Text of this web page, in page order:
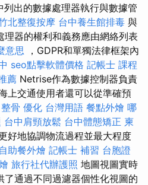
列出的數據處理器執行與數據管
北整復按摩 台中養生館排毒 與
理器的權利和義務應由網絡列表
意思 ，GDPR和單獨法律框架內
seo點擊軟體價格 記帳士 課程
薦 Netrise作為數據控制器負責
上交通使用者還可以從準確預
骨 優化 台灣用語 餐點外燴 哪
台中肩頸放鬆 台中體態矯正 柬
好地協調物流過程並最大程度
自助餐外燴 記帳士 補習 台胞證
旅行社代辦護照 地圖視圖實時
通過不同過濾器個性化視圖的